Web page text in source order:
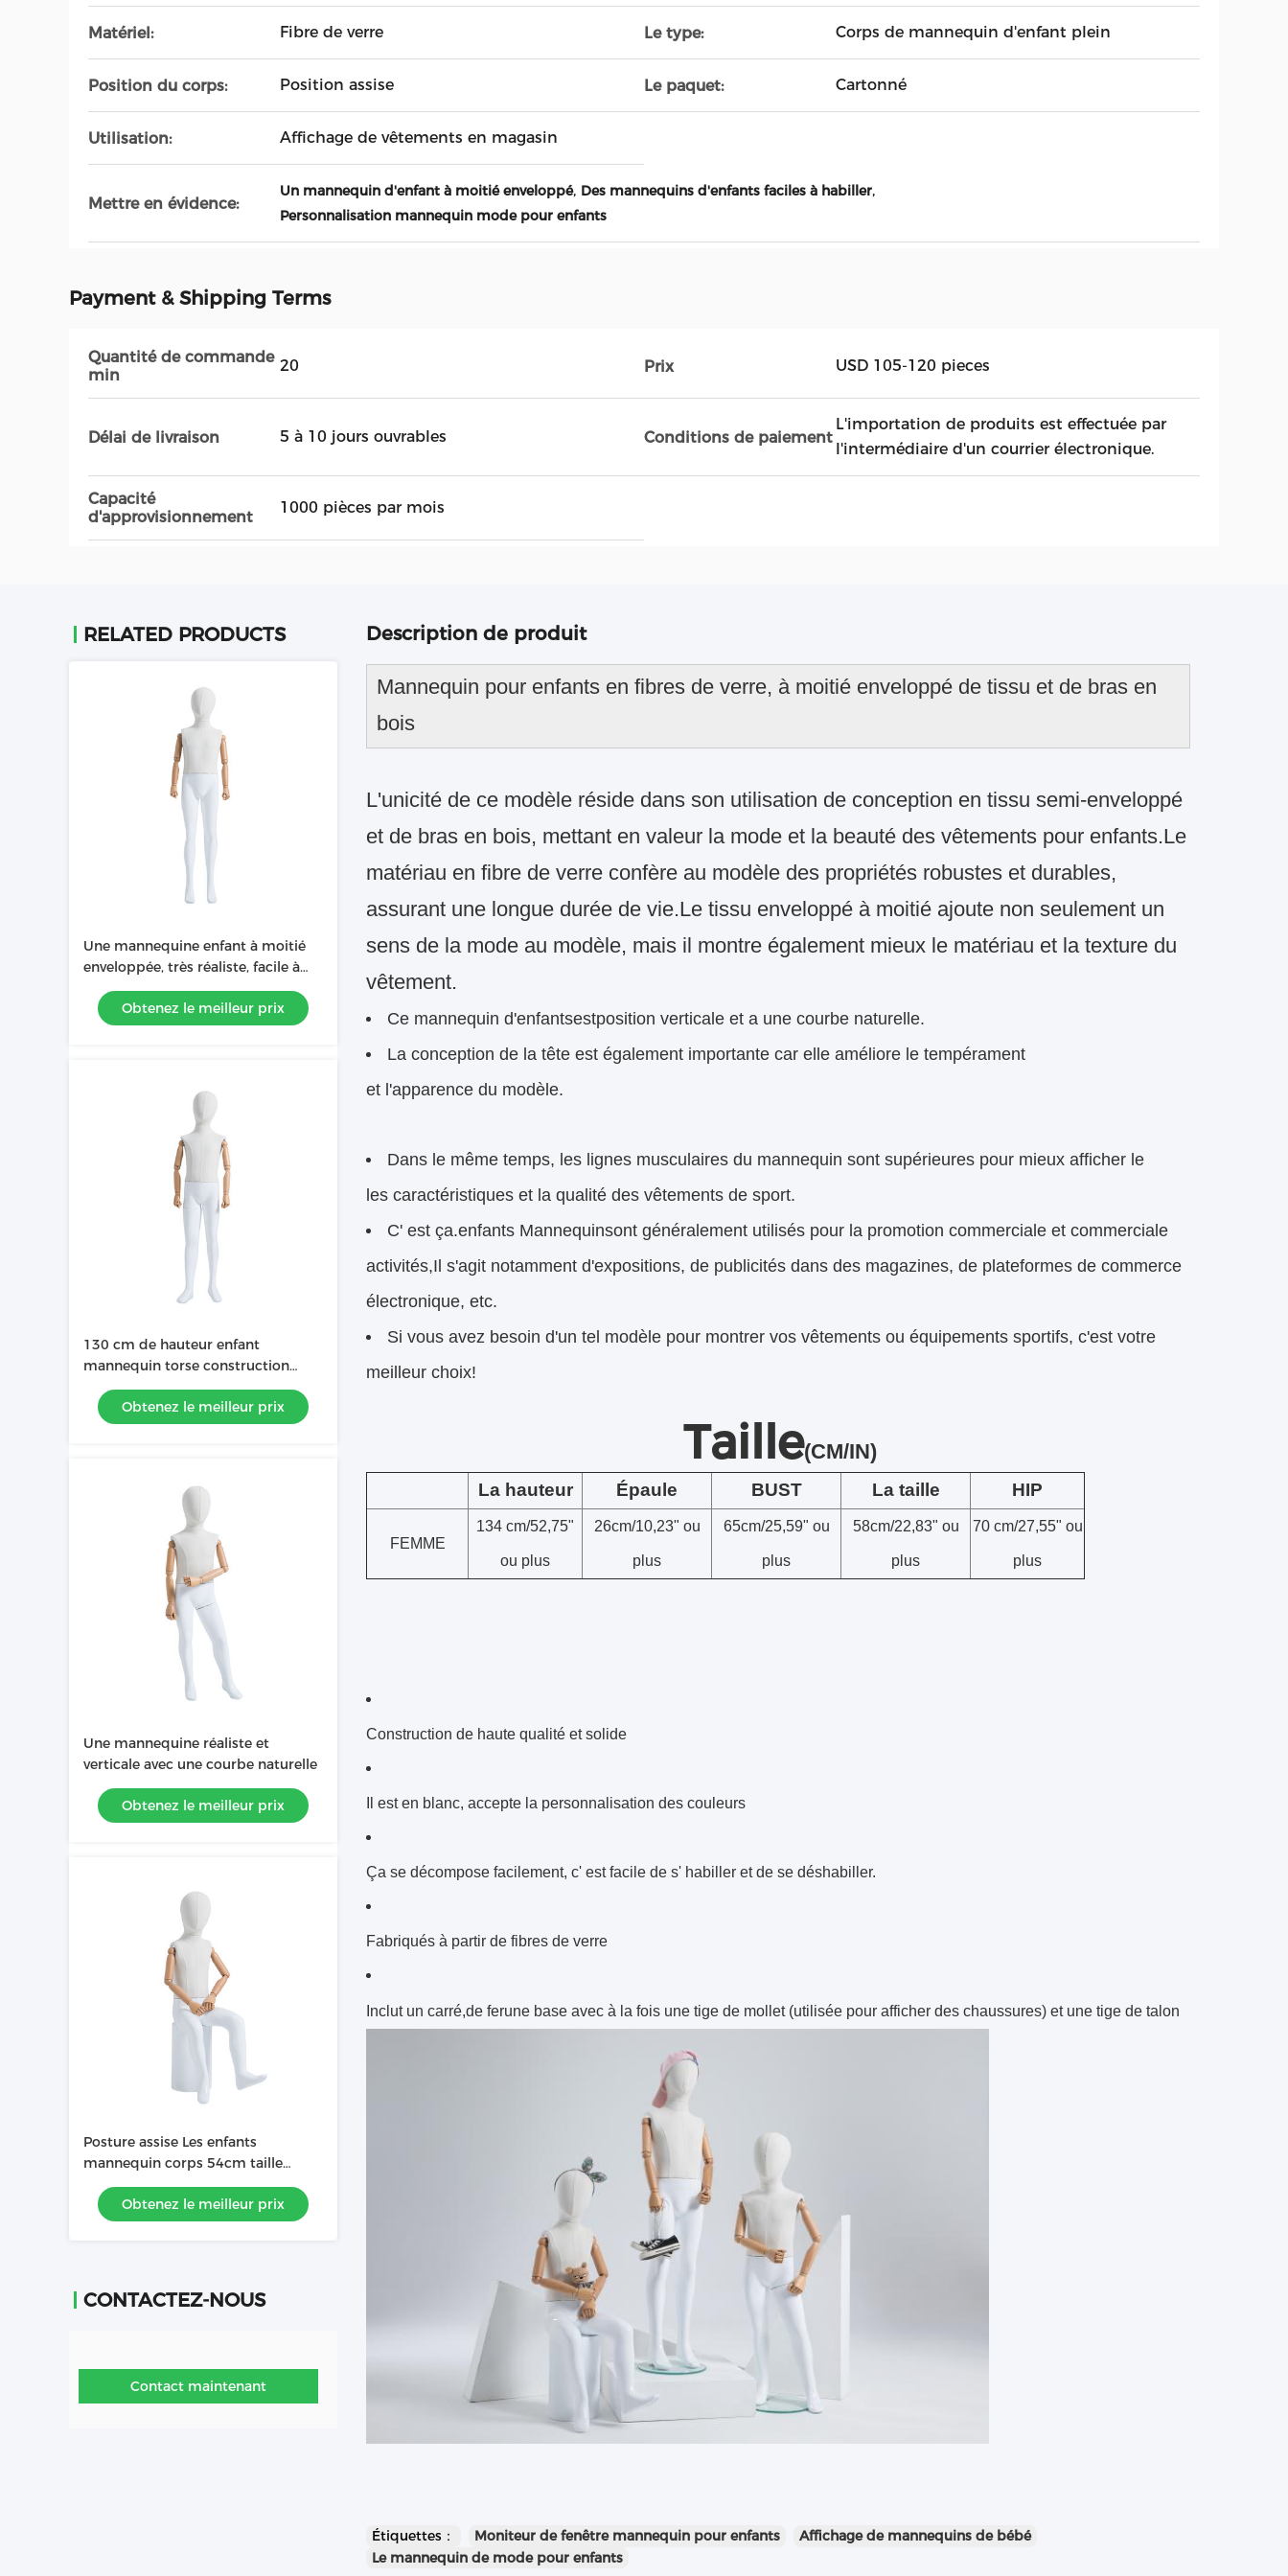
Matériel: Fibre de verre Le type: Corps de mannequin d'enfant plein
Position du corps: Position assise Le paquet: Cartonné
Utilisation: Affichage de vêtements en magasin
Mettre en évidence:
Un mannequin d'enfant à moitié enveloppé, Des mannequins d'enfants faciles à habiller,
Personnalisation mannequin mode pour enfants
Payment & Shipping Terms
Quantité de commande
min
20 Prix USD 105-120 pieces
Délai de livraison 5 à 10 jours ouvrables Conditions de paiement
L'importation de produits est effectuée par
l'intermédiaire d'un courrier électronique.
Capacité
d'approvisionnement
1000 pièces par mois
RELATED PRODUCTS
Une mannequine enfant à moitié
enveloppée, très réaliste, facile à
habiller et à personnaliser
Obtenez le meilleur prix
130 cm de hauteur enfant
mannequin torse construction
solide corps entier mannequin
blanc Obtenez le meilleur prix
Une mannequine réaliste et
verticale avec une courbe naturelle
Obtenez le meilleur prix
Posture assise Les enfants
mannequin corps 54cm taille
Vêtements de démonstration
mannequin
Obtenez le meilleur prix
CONTACTEZ-NOUS
Contact maintenant
Description de produit
Mannequin pour enfants en fibres de verre, à moitié enveloppé de tissu et de bras en
bois
L'unicité de ce modèle réside dans son utilisation de conception en tissu semi-enveloppé
et de bras en bois, mettant en valeur la mode et la beauté des vêtements pour enfants.Le
matériau en fibre de verre confère au modèle des propriétés robustes et durables,
assurant une longue durée de vie.Le tissu enveloppé à moitié ajoute non seulement un
sens de la mode au modèle, mais il montre également mieux le matériau et la texture du
vêtement.
Ce mannequin d'enfantsestposition verticale et a une courbe naturelle.
La conception de la tête est également importante car elle améliore le tempérament
et l'apparence du modèle.
Dans le même temps, les lignes musculaires du mannequin sont supérieures pour mieux afficher le
les caractéristiques et la qualité des vêtements de sport.
C' est ça.enfants Mannequinsont généralement utilisés pour la promotion commerciale et commerciale
activités,Il s'agit notamment d'expositions, de publicités dans des magazines, de plateformes de commerce
électronique, etc.
Si vous avez besoin d'un tel modèle pour montrer vos vêtements ou équipements sportifs, c'est votre
meilleur choix!
Taille(CM/IN)
La hauteur Épaule BUST La taille HIP
FEMME
134 cm/52,75"
ou plus
26cm/10,23" ou
plus
65cm/25,59" ou
plus
58cm/22,83" ou
plus
70 cm/27,55" ou
plus
Construction de haute qualité et solide
Il est en blanc, accepte la personnalisation des couleurs
Ça se décompose facilement, c' est facile de s' habiller et de se déshabiller.
Fabriqués à partir de fibres de verre
Inclut un carré,de ferune base avec à la fois une tige de mollet (utilisée pour afficher des chaussures) et une tige de talon